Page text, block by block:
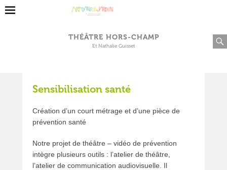
THÉÂTRE HORS-CHAMP
Et Nathalie Guisset
Sensibilisation santé
Création d’un court métrage et d’une pièce de
prévention santé
Notre projet de théâtre – vidéo de prévention
intègre plusieurs outils : l’atelier de théâtre,
l’atelier de communication audiovisuelle. Il